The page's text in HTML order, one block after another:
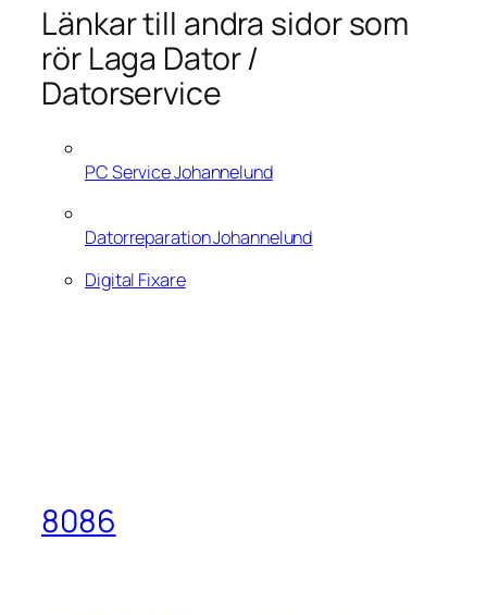
Länkar till andra sidor som
rör Laga Dator /
Datorservice
PC Service Johannelund
Datorreparation Johannelund
Digital Fixare
8086